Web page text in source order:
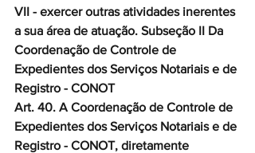
VII - exercer outras atividades inerentes
a sua área de atuação. Subseção II Da
Coordenação de Controle de
Expedientes dos Serviços Notariais e de
Registro - CONOT
Art. 40. A Coordenação de Controle de
Expedientes dos Serviços Notariais e de
Registro - CONOT, diretamente